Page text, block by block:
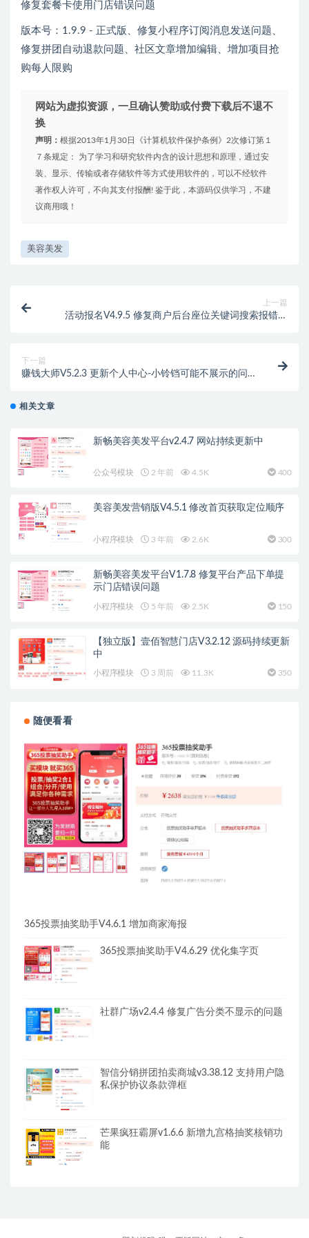
修复套餐卡使用门店错误问题
版本号：1.9.9 - 正式版、修复小程序订阅消息发送问题、
修复拼团自动退款问题、社区文章增加编辑、增加项目抢
购每人限购
网站为虚拟资源，一旦确认赞助或付费下载后不退不
换
声明： 根据2013年1月30日《计算机软件保护条例》2次修订第１
７条规定： 为了学习和研究软件内含的设计思想和原理，通过安
装、显示、传输或者存储软件等方式使用软件的，可以不经软件
著作权人许可，不向其支付报酬! 鉴于此，本源码仅供学习，不建
议商用哦！
美容美发
上一篇
活动报名V4.9.5 修复商户后台座位关键词搜索报错问
下一篇
赚钱大师V5.2.3 更新个人中心-小铃铛可能不展示的问
相关文章
新畅美容美发平台v2.4.7 网站持续更新中
公众号模块 2 年前 4.5K 400
美容美发营销版V4.5.1 修改首页获取定位顺序
小程序模块 3 年前 2.6K 300
新畅美容美发平台V1.7.8 修复平台产品下单提
示门店错误问题
小程序模块 5 年前 2.5K 150
【独立版】壹佰智慧门店V3.2.12 源码持续更新
中
小程序模块 3 周前 11.3K 350
随便看看
365投票抽奖助手V4.6.1 增加商家海报
365投票抽奖助手V4.6.29 优化集字页
社群广场v2.4.4 修复广告分类不显示的问题
智信分销拼团拍卖商城v3.38.12 支持用户隐
私保护协议条款弹框
芒果疯狂霸屏v1.6.6 新增九宫格抽奖核销功
能